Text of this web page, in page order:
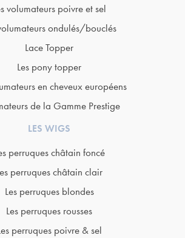
volumateurs poivre et sel
ondulés/bouclés
Lace Topper
Les pony topper
en cheveux européens
de la Gamme Prestige
LES WIGS
perruques châtain foncé
perruques châtain clair
Les perruques blondes
Les perruques rousses
perruques poivre & sel